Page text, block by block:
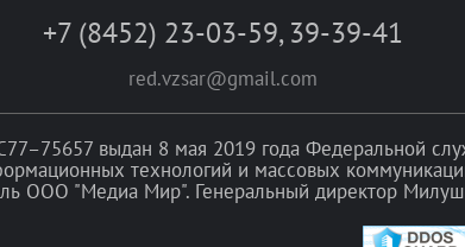
+7 (8452) 23-03-59, 39-39-41
red.vzsar@gmail.com
выдан 8 мая 2019 года Федеральной
технологий и массовых
ООО "Медиа Мир". Генеральный директор